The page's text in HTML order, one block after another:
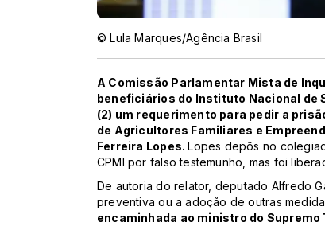
© Lula Marques/Agência Brasil
A Comissão Parlamentar Mista de
beneficiários do Instituto Nacional de
(2) um requerimento para pedir a
de Agricultores Familiares e
Ferreira Lopes.Lopes depôs no
CPMI por falso testemunho, mas foi
De autoria do relator, deputado Alfredo
preventiva ou a adoção de outras
encaminhada ao ministro do Supremo